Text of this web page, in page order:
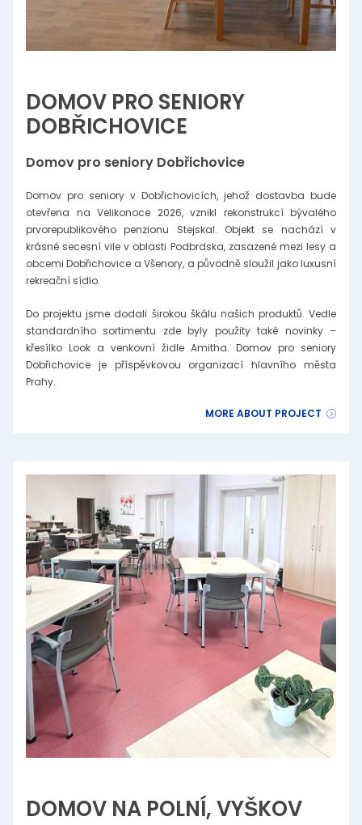
DOMOV PRO SENIORY
DOBŘICHOVICE
Domov pro seniory Dobřichovice
Domov pro seniory v Dobřichovicích, jehož dostavba bude
otevřena na Velikonoce 2026, vznikl rekonstrukcí bývalého
prvorepublikového penzionu Stejskal. Objekt se nachází v
krásné secesní vile v oblasti Podbrdska, zasazené mezi lesy a
obcemi Dobřichovice a Všenory, a původně sloužil jako luxusní
rekreační sídlo.
Do projektu jsme dodali širokou škálu našich produktů. Vedle
standardního sortimentu zde byly použity také novinky –
křesílko Look a venkovní židle Amitha. Domov pro seniory
Dobřichovice je příspěvkovou organizací hlavního města
Prahy.
MORE ABOUT PROJECT
DOMOV NA POLNÍ, VYŠKOV